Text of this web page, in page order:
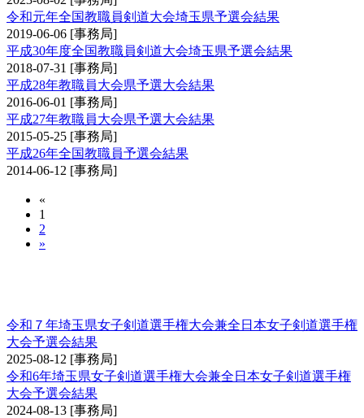
令和元年全国教職員剣道大会埼玉県予選会結果
2019-06-06 [事務局]
平成30年度全国教職員剣道大会埼玉県予選会結果
2018-07-31 [事務局]
平成28年教職員大会県予選大会結果
2016-06-01 [事務局]
平成27年教職員大会県予選大会結果
2015-05-25 [事務局]
平成26年全国教職員予選会結果
2014-06-12 [事務局]
«
1
2
»
令和７年埼玉県女子剣道選手権大会兼全日本女子剣道選手権
大会予選会結果
2025-08-12 [事務局]
令和6年埼玉県女子剣道選手権大会兼全日本女子剣道選手権
大会予選会結果
2024-08-13 [事務局]